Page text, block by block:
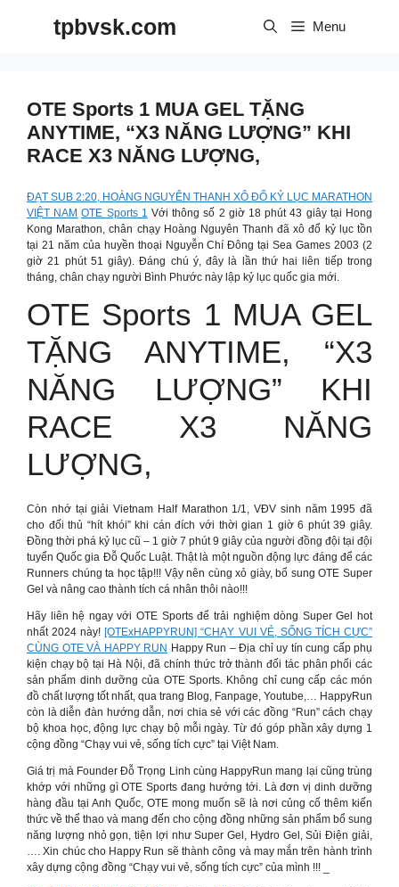
tpbvsk.com Menu
OTE Sports 1 MUA GEL TẶNG
ANYTIME, “X3 NĂNG LƯỢNG” KHI
RACE X3 NĂNG LƯỢNG,
ĐẠT SUB 2:20, HOÀNG NGUYÊN THANH XÔ ĐỔ KỶ LỤC MARATHON
VIỆT NAM OTE Sports 1 Với thông số 2 giờ 18 phút 43 giây tại Hong
Kong Marathon, chân chạy Hoàng Nguyên Thanh đã xô đổ kỷ lục tồn
tại 21 năm của huyền thoại Nguyễn Chí Đông tại Sea Games 2003 (2
giờ 21 phút 51 giây). Đáng chú ý, đây là lần thứ hai liên tiếp trong
tháng, chân chạy người Bình Phước này lập kỷ lục quốc gia mới.
OTE Sports 1 MUA GEL
TẶNG ANYTIME, “X3
NĂNG LƯỢNG” KHI
RACE X3 NĂNG
LƯỢNG,
Còn nhớ tại giải Vietnam Half Marathon 1/1, VĐV sinh năm 1995 đã
cho đối thủ “hít khói” khi cán đích với thời gian 1 giờ 6 phút 39 giây.
Đồng thời phá kỷ lục cũ – 1 giờ 7 phút 9 giây của người đồng đội tại đội
tuyển Quốc gia Đỗ Quốc Luật. Thật là một nguồn động lực đáng để các
Runners chúng ta học tập!!! Vậy nên cùng xỏ giày, bổ sung OTE Super
Gel và nâng cao thành tích cá nhân thôi nào!!!
Hãy liên hệ ngay với OTE Sports để trải nghiệm dòng Super Gel hot
nhất 2024 này! [OTExHAPPYRUN] “CHẠY VUI VẺ, SỐNG TÍCH CỰC”
CÙNG OTE VÀ HAPPY RUN Happy Run – Địa chỉ uy tín cung cấp phụ
kiện chạy bộ tại Hà Nội, đã chính thức trở thành đối tác phân phối các
sản phẩm dinh dưỡng của OTE Sports. Không chỉ cung cấp các món
đồ chất lượng tốt nhất, qua trang Blog, Fanpage, Youtube,… HappyRun
còn là diễn đàn hướng dẫn, nơi chia sẻ với các đồng “Run” cách chạy
bộ khoa học, động lực chạy bộ mỗi ngày. Từ đó góp phần xây dựng 1
cộng đồng “Chạy vui vẻ, sống tích cực” tại Việt Nam.
Giá trị mà Founder Đỗ Trọng Linh cùng HappyRun mang lại cũng trùng
khớp với những gì OTE Sports đang hướng tới. Là đơn vị dinh dưỡng
hàng đầu tại Anh Quốc, OTE mong muốn sẽ là nơi củng cố thêm kiến
thức về thể thao và mang đến cho cộng đồng những sản phẩm bổ sung
năng lượng nhỏ gọn, tiện lợi như Super Gel, Hydro Gel, Sủi Điện giải,
…. Xin chúc cho Happy Run sẽ thành công và may mắn trên hành trình
xây dựng cộng đồng “Chạy vui vẻ, sống tích cực” của mình !!! _